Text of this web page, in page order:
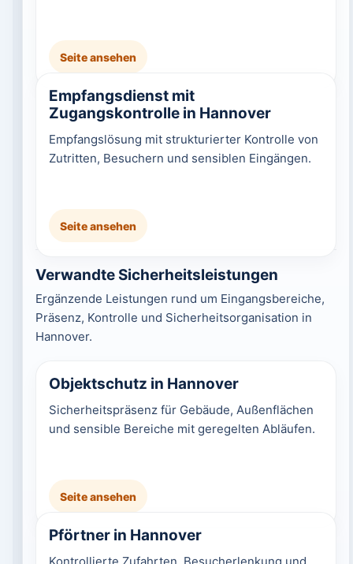
Seite ansehen
Empfangsdienst mit
Zugangskontrolle in Hannover
Empfangslösung mit strukturierter Kontrolle von
Zutritten, Besuchern und sensiblen Eingängen.
Seite ansehen
Verwandte Sicherheitsleistungen
Ergänzende Leistungen rund um Eingangsbereiche,
Präsenz, Kontrolle und Sicherheitsorganisation in
Hannover.
Objektschutz in Hannover
Sicherheitspräsenz für Gebäude, Außenflächen
und sensible Bereiche mit geregelten Abläufen.
Seite ansehen
Pförtner in Hannover